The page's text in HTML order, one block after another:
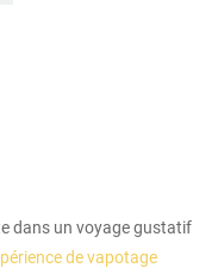
dans un voyage gustatif
de vapotage